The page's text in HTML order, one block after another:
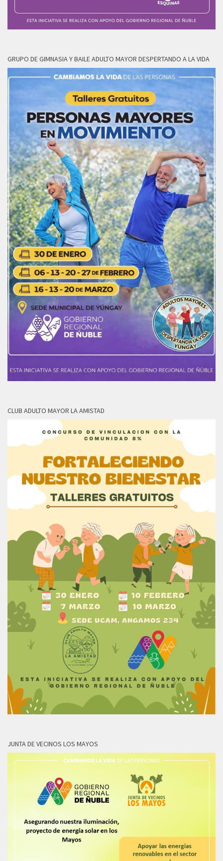
GRUPO DE GIMNASIA Y BAILE ADULTO MAYOR DESPERTANDO A LA VIDA
CLUB ADULTO MAYOR LA AMISTAD
JUNTA DE VECINOS LOS MAYOS